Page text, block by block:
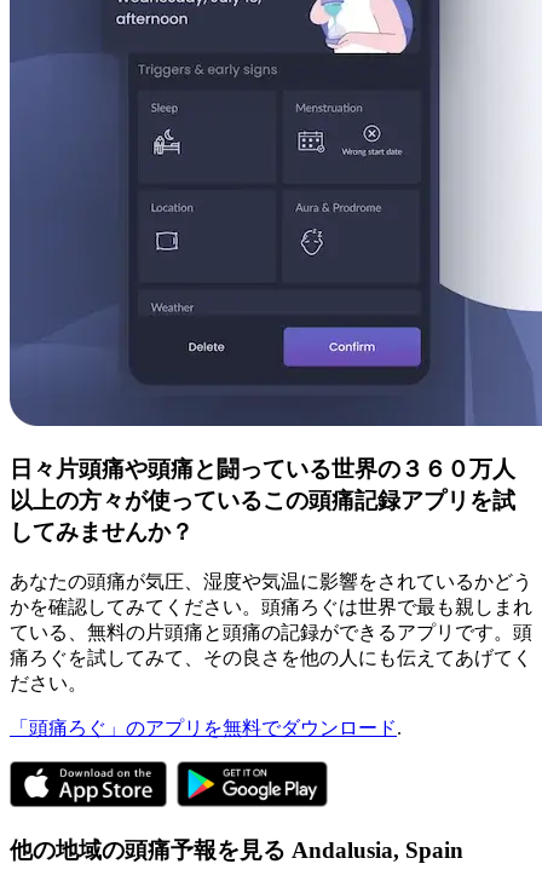
日々片頭痛や頭痛と闘っている世界の３６０万人
以上の方々が使っているこの頭痛記録アプリを試
してみませんか？
あなたの頭痛が気圧、湿度や気温に影響をされているかどう
かを確認してみてください。頭痛ろぐは世界で最も親しまれ
ている、無料の片頭痛と頭痛の記録ができるアプリです。頭
痛ろぐを試してみて、その良さを他の人にも伝えてあげてく
ださい。
「頭痛ろぐ」のアプリを無料でダウンロード.
他の地域の頭痛予報を見る Andalusia, Spain